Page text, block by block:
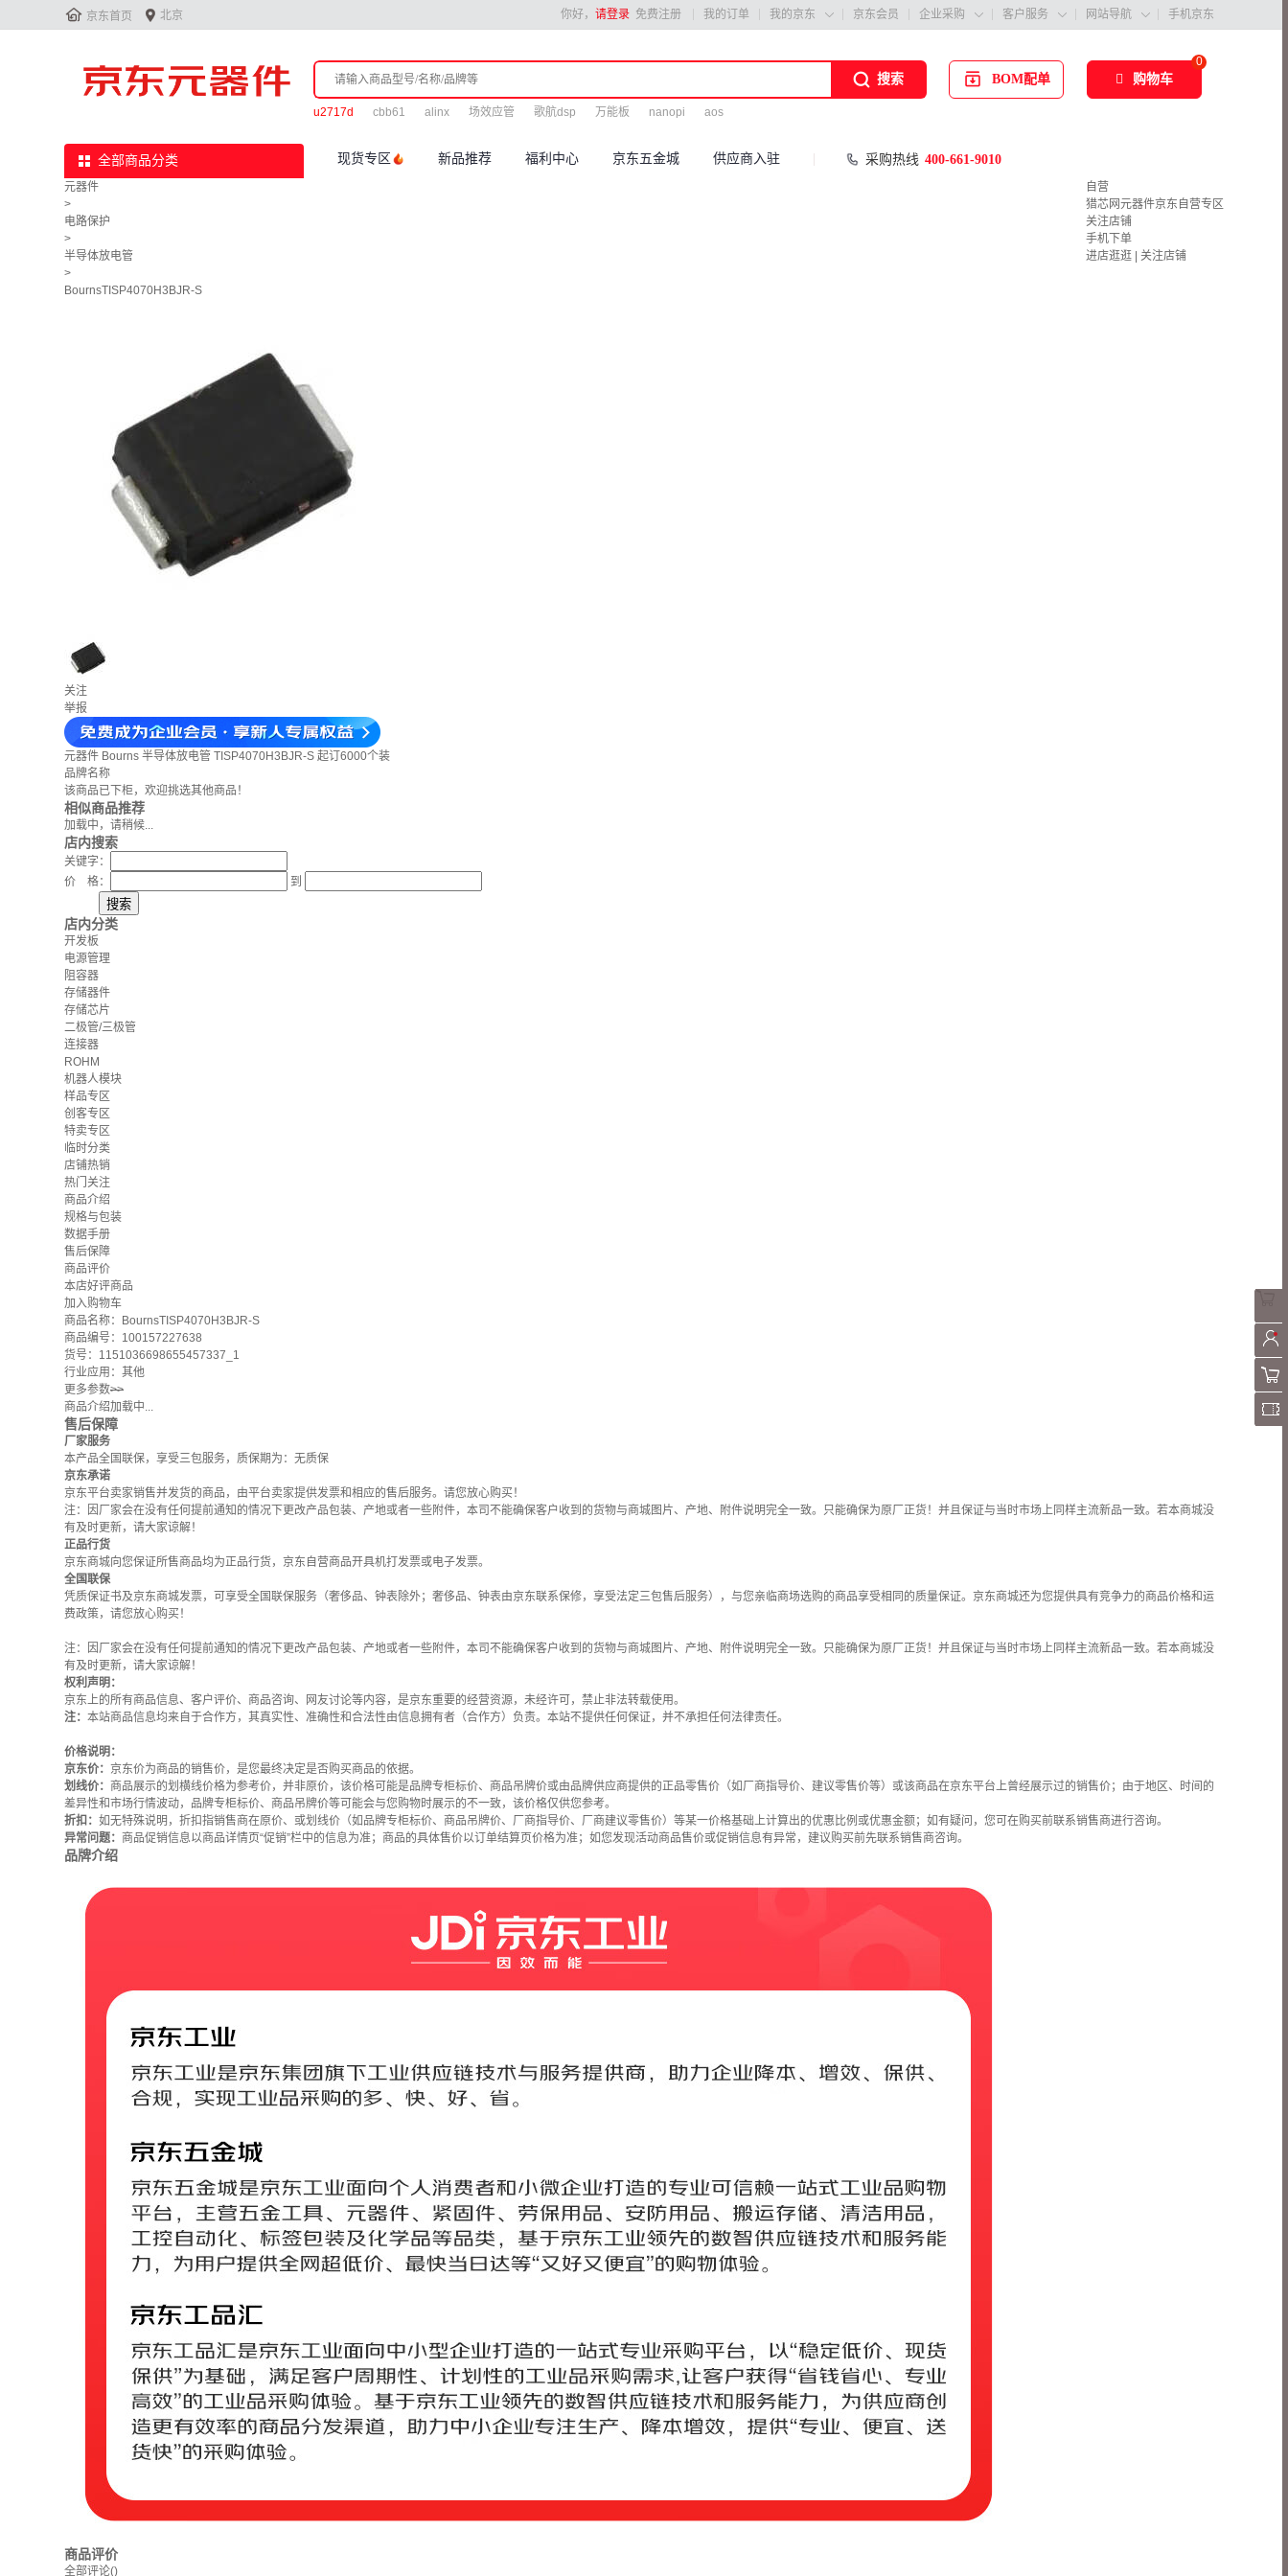
 京东首页  北京 你好， 请登录 免费注册 我的订单 我的京东  京东会员 企业采购  客户服务  网站导航  手机京东
搜索
u2717d cbb61 alinx 场效应管 歌航dsp 万能板 nanopi aos
BOM配单
0
购物车
全部商品分类 现货专区 新品推荐 福利中心 京东五金城 供应商入驻 采购热线 400-661-9010
元器件
>
电路保护
>
半导体放电管
>
BournsTISP4070H3BJR-S
自营
猎芯网元器件京东自营专区
关注店铺
手机下单
进店逛逛
关注店铺
关注
举报
元器件 Bourns 半导体放电管 TISP4070H3BJR-S 起订6000个装
品牌名称
该商品已下柜，欢迎挑选其他商品！
相似商品推荐
加载中，请稍候...
店内搜索
关键字：
价 格：
到
店内分类
开发板
电源管理
阻容器
存储器件
存储芯片
二极管/三极管
连接器
ROHM
机器人模块
样品专区
创客专区
特卖专区
临时分类
店铺热销
热门关注
商品介绍
规格与包装
数据手册
售后保障
商品评价
本店好评商品
加入购物车
商品名称：BournsTISP4070H3BJR-S
商品编号：100157227638
货号：1151036698655457337_1
行业应用：其他
更多参数>>
商品介绍加载中...
售后保障
厂家服务
本产品全国联保，享受三包服务，质保期为：无质保
京东承诺
京东平台卖家销售并发货的商品，由平台卖家提供发票和相应的售后服务。请您放心购买！
注：因厂家会在没有任何提前通知的情况下更改产品包装、产地或者一些附件，本司不能确保客户收到的货物与商城图片、产地、附件说明完全一致。只能确保为原厂正货！并且保证与当时市场上同样主流新品一致。若本商城没
有及时更新，请大家谅解！
正品行货
京东商城向您保证所售商品均为正品行货，京东自营商品开具机打发票或电子发票。
全国联保
凭质保证书及京东商城发票，可享受全国联保服务（奢侈品、钟表除外；奢侈品、钟表由京东联系保修，享受法定三包售后服务），与您亲临商场选购的商品享受相同的质量保证。京东商城还为您提供具有竞争力的商品价格和运
费政策，请您放心购买！
注：因厂家会在没有任何提前通知的情况下更改产品包装、产地或者一些附件，本司不能确保客户收到的货物与商城图片、产地、附件说明完全一致。只能确保为原厂正货！并且保证与当时市场上同样主流新品一致。若本商城没
有及时更新，请大家谅解！
权利声明：
京东上的所有商品信息、客户评价、商品咨询、网友讨论等内容，是京东重要的经营资源，未经许可，禁止非法转载使用。
注： 本站商品信息均来自于合作方，其真实性、准确性和合法性由信息拥有者（合作方）负责。本站不提供任何保证，并不承担任何法律责任。
价格说明：
京东价： 京东价为商品的销售价，是您最终决定是否购买商品的依据。
划线价： 商品展示的划横线价格为参考价，并非原价，该价格可能是品牌专柜标价、商品吊牌价或由品牌供应商提供的正品零售价（如厂商指导价、建议零售价等）或该商品在京东平台上曾经展示过的销售价；由于地区、时间的
差异性和市场行情波动，品牌专柜标价、商品吊牌价等可能会与您购物时展示的不一致，该价格仅供您参考。
折扣： 如无特殊说明，折扣指销售商在原价、或划线价（如品牌专柜标价、商品吊牌价、厂商指导价、厂商建议零售价）等某一价格基础上计算出的优惠比例或优惠金额；如有疑问，您可在购买前联系销售商进行咨询。
异常问题： 商品促销信息以商品详情页“促销”栏中的信息为准；商品的具体售价以订单结算页价格为准；如您发现活动商品售价或促销信息有异常，建议购买前先联系销售商咨询。
品牌介绍
商品评价
全部评论()